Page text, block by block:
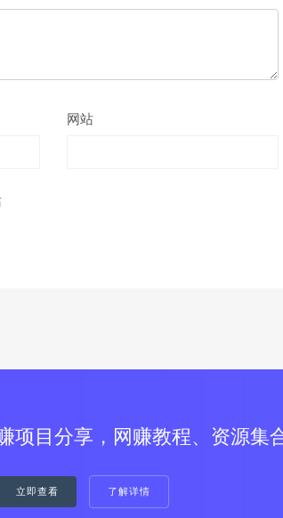
网站
项目分享，网赚教程、资源集
立即查看 了解详情